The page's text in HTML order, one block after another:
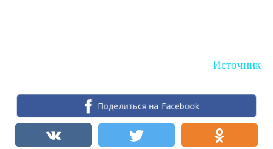
Источник
Поделиться на Facebook